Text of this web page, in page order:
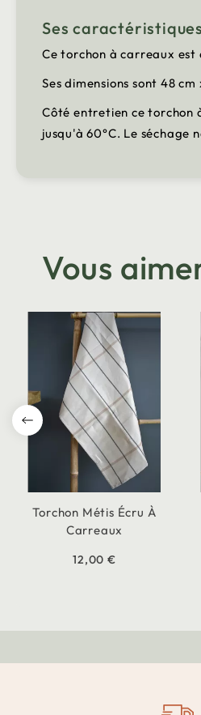
Ses
Ce torchon à carreaux est
Ses dimensions sont 48 cm
Côté entretien ce torchon
jusqu'à 60°C. Le séchage
Vous
Torchon Métis Écru À
Carreaux
12,00 €